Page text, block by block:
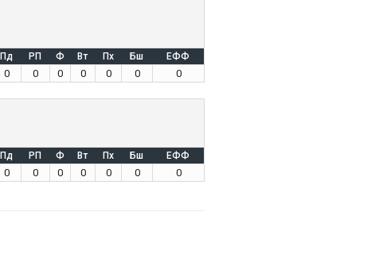
Пд РП Ф Вт Пх Бш ЕФФ
0 0 0 0 0 0 0
Пд РП Ф Вт Пх Бш ЕФФ
0 0 0 0 0 0 0